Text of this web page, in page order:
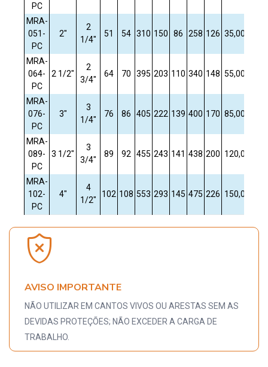
PC
MRA-
051-
PC
2"
2
1/4"
51 54 310 150 86 258 126 35,000
MRA-
064-
PC
2 1/2"
2
3/4"
64 70 395 203 110 340 148 55,000
MRA-
076-
PC
3"
3
1/4"
76 86 405 222 139 400 170 85,000
MRA-
089-
PC
3 1/2"
3
3/4"
89 92 455 243 141 438 200 120,00
MRA-
102-
PC
4"
4
1/2"
102 108 553 293 145 475 226 150,00
AVISO IMPORTANTE
NÃO UTILIZAR EM CANTOS VIVOS OU ARESTAS SEM AS
DEVIDAS PROTEÇÕES; NÃO EXCEDER A CARGA DE
TRABALHO.